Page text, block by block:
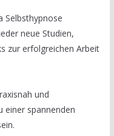
Selbsthypnose
neue Studien,
zur erfolgreichen Arbeit
und
einer spannenden